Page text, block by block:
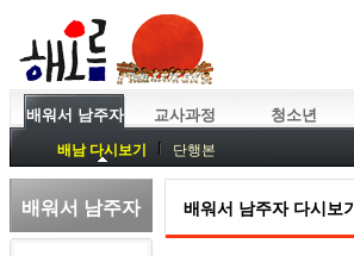
배워서 남주자 교사과정 청소년
배남 다시보기 단행본
배워서 남주자 배워서 남주자 다시보기